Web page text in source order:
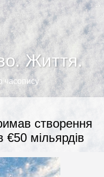
Життя.
часопису
створення
€50 мільярдів